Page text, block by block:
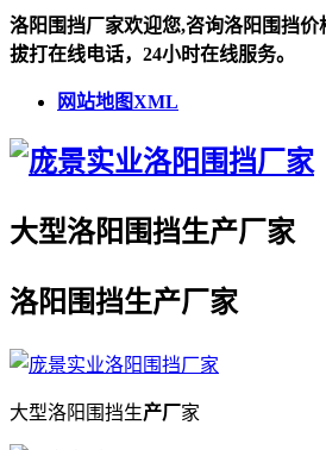
洛阳围挡厂家欢迎您,咨询洛阳围挡
拔打在线电话，24小时在线服务。
网站地图XML
大型洛阳围挡生产厂家
洛阳围挡生产厂家
大型洛阳围挡生产厂家